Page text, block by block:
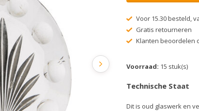
Voor 15.30 besteld,
Gratis retourneren
Klanten beoordelen
Voorraad: 15 stuk(s)
Technische Staat
Dit is oud glaswerk en